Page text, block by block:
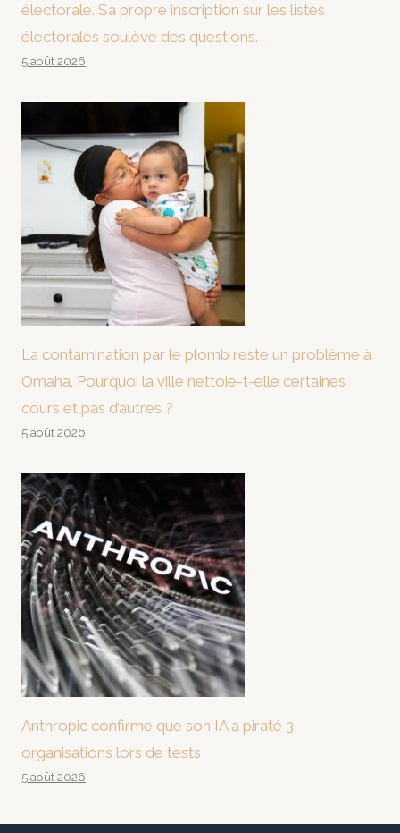
électorale. Sa propre inscription sur les listes
électorales soulève des questions.
5 août 2026
La contamination par le plomb reste un problème à
Omaha. Pourquoi la ville nettoie-t-elle certaines
cours et pas d’autres ?
5 août 2026
Anthropic confirme que son IA a piraté 3
organisations lors de tests
5 août 2026